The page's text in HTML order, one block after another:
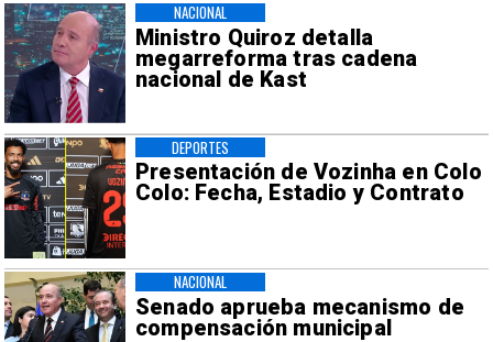
Ministro Quiroz detalla
megarreforma tras cadena
nacional de Kast
NACIONAL
Presentación de Vozinha en Colo
Colo: Fecha, Estadio y Contrato
DEPORTES
Senado aprueba mecanismo de
compensación municipal
NACIONAL